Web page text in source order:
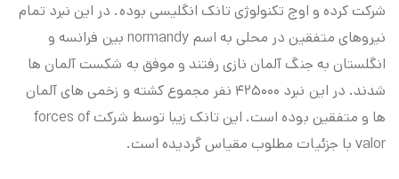
شرکت کرده و اوج تکنولوژی تانک انگلیسی بوده. در این نبرد تمام
نیروهای متفقین در محلی به اسم normandy بین فرانسه و
انگلستان به جنگ آلمان نازی رفتند و موفق به شکست آلمان ها
شدند. در این نبرد ۴۲۵۰۰۰ نفر مجموع کشته و زخمی های آلمان
ها و متفقین بوده است. این تانک زیبا توسط شرکت forces of
valor با جزئیات مطلوب مقیاس گردیده است.